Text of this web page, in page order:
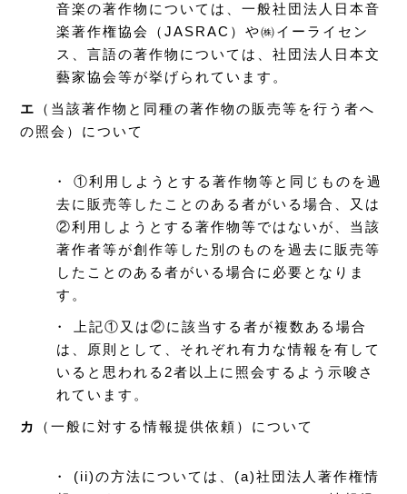
音楽の著作物については、一般社団法人日本音
楽著作権協会（JASRAC）や㈱イーライセン
ス、言語の著作物については、社団法人日本文
藝家協会等が挙げられています。
エ
（当該著作物と同種の著作物の販売等を行う者へ
の照会）について
・ ①利用しようとする著作物等と同じものを過
去に販売等したことのある者がいる場合、又は
②利用しようとする著作物等ではないが、当該
著作者等が創作等した別のものを過去に販売等
したことのある者がいる場合に必要となりま
す。
・ 上記①又は②に該当する者が複数ある場合
は、原則として、それぞれ有力な情報を有して
いると思われる2者以上に照会するよう示唆さ
れています。
カ （一般に対する情報提供依頼）について
・ (ii)の方法については、(a)社団法人著作権情